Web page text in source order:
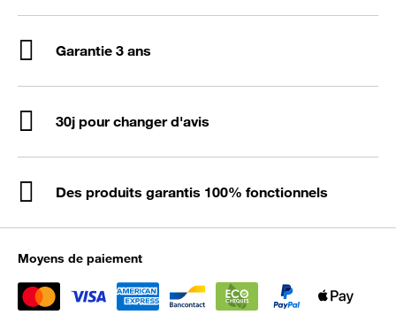
Garantie 3 ans
30j pour changer d'avis
Des produits garantis 100% fonctionnels
Moyens de paiement